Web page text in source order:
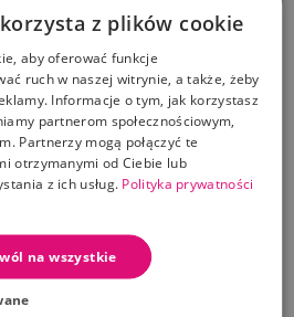
– poprzez interakcje z
się rozpoznawać
i cierpliwość. Zabawa
świetna okazja do nauki
– pomóż Baby Koali
nakarm go lub
poczuć radość z
– Zabawka
z plików cookie
aby oferować funkcje
ruch w naszej witrynie, a także, żeby
Informacje o tym, jak korzystasz
partnerom społecznościowym,
Partnerzy mogą połączyć te
otrzymanymi od Ciebie lub
z ich usług. Polityka prywatności
na wszystkie